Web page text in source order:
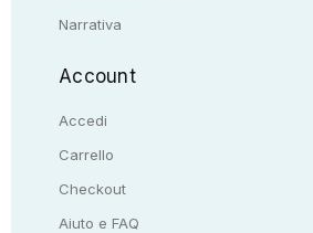
Narrativa
Account
Accedi
Carrello
Checkout
Aiuto e FAQ